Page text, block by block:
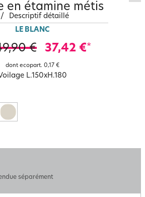
en étamine métis
/
Descriptif détaillé
LE BLANC
€ 37,42 €*
dont ecopart. 0,17 €
L.150xH.180
séparément